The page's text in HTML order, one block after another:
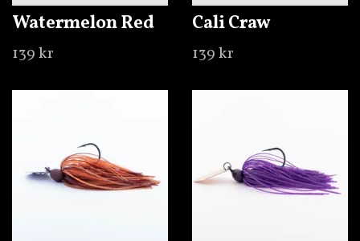
Watermelon Red
139 kr
Cali Craw
139 kr